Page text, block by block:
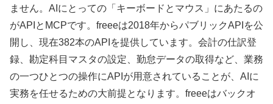
ません。AIにとっての「キーボードとマウス」にあたるの
がAPIとMCPです。freeeは2018年からパブリックAPIを公
開し、現在382本のAPIを提供しています。会計の仕訳登
録、勘定科目マスタの設定、勤怠データの取得など、業務
の一つひとつの操作にAPIが用意されていることが、AIに
実務を任せるための大前提となります。freeeはバックオ